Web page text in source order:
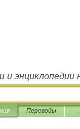
и энциклопедии
Переводы